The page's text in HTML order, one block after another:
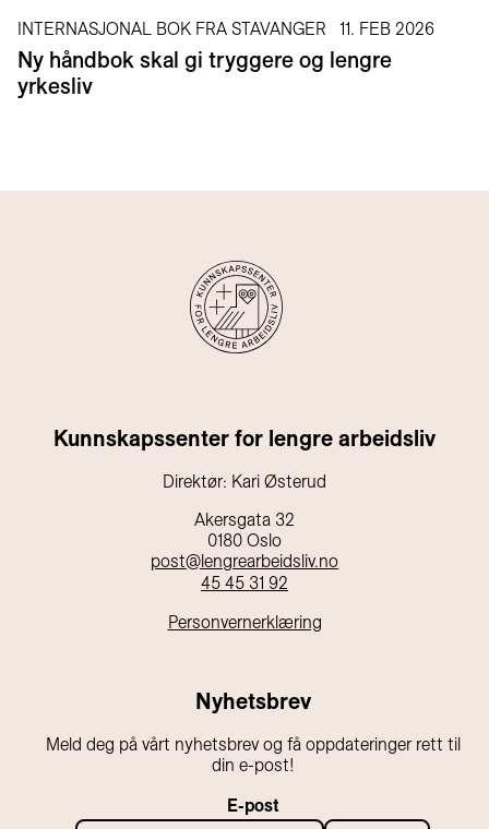
INTERNASJONAL BOK FRA STAVANGER 11. FEB 2026
Ny håndbok skal gi tryggere og lengre
yrkesliv
Kunnskapssenter for lengre arbeidsliv
Direktør: Kari Østerud
Akersgata 32
0180 Oslo
post@lengrearbeidsliv.no
45 45 31 92
Personvernerklæring
Nyhetsbrev
Meld deg på vårt nyhetsbrev og få oppdateringer rett til
din e-post!
E-post